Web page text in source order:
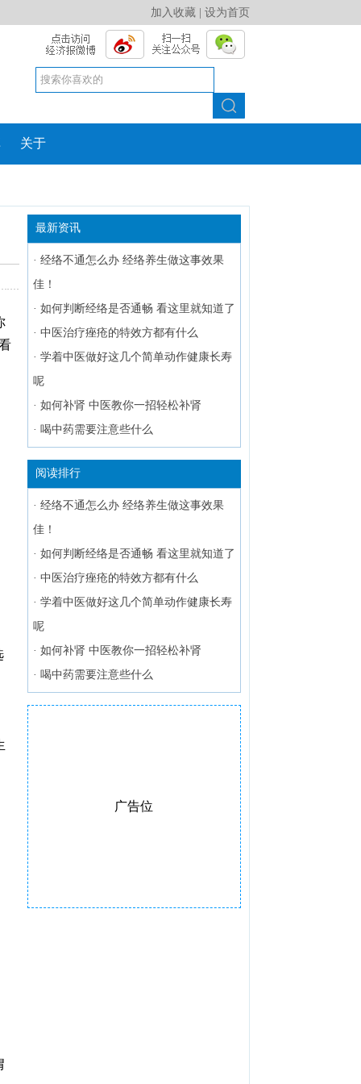
加入收藏| 设为首页
关于
最新资讯
· 经络不通怎么办 经络养生做这事效果
佳！
· 如何判断经络是否通畅 看这里就知道了
· 中医治疗痤疮的特效方都有什么
· 学着中医做好这几个简单动作健康长寿
呢
· 如何补肾 中医教你一招轻松补肾
· 喝中药需要注意些什么
阅读排行
· 经络不通怎么办 经络养生做这事效果
佳！
· 如何判断经络是否通畅 看这里就知道了
· 中医治疗痤疮的特效方都有什么
· 学着中医做好这几个简单动作健康长寿
呢
· 如何补肾 中医教你一招轻松补肾
· 喝中药需要注意些什么
广告位